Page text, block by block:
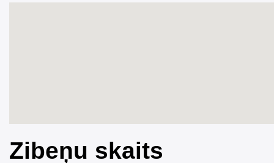
Zibeņu skaits